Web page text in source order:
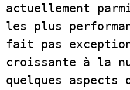
actuellement
les plus
fait pas
croissante à la
quelques